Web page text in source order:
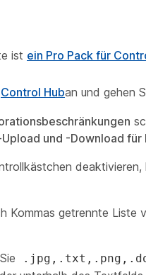
ist ein Pro Pack für
Control Huban und gehen
und -Download
Kommas getrennte Liste